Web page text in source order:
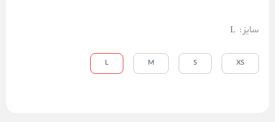
سایز:
L
XS
S
M
L